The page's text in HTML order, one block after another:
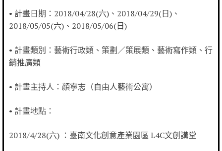
• 計畫日期：2018/04/28(六)、2018/04/29(日)、
2018/05/05(六)、2018/05/06(日)
• 計畫類別：藝術行政類、策劃／策展類、藝術寫作類、行
銷推廣類
• 計畫主持人：顔寧志（自由人藝術公寓）
• 計畫地點：
2018/4/28(六) ：臺南文化創意產業園區 L4C文創講堂